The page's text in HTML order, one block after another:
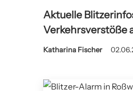
Aktuelle
Verkehrsverstöße
Katharina Fischer